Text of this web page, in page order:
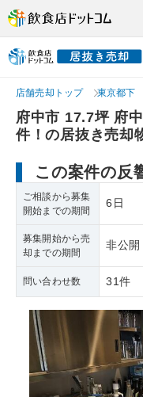
店舗売却トップ 東京都下
府中市 17.7坪 府
件！の居抜き売却
この案件の反
ご相談から募集
開始までの期間
6日
募集開始から売
却までの期間
非公開
問い合わせ数 31件